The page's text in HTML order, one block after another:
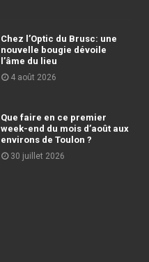
Chez l’Optic du Brusc: une
nouvelle bougie dévoile
l’âme du lieu
4 août 2026
Que faire en ce premier
week-end du mois d’août aux
environs de Toulon ?
30 juillet 2026